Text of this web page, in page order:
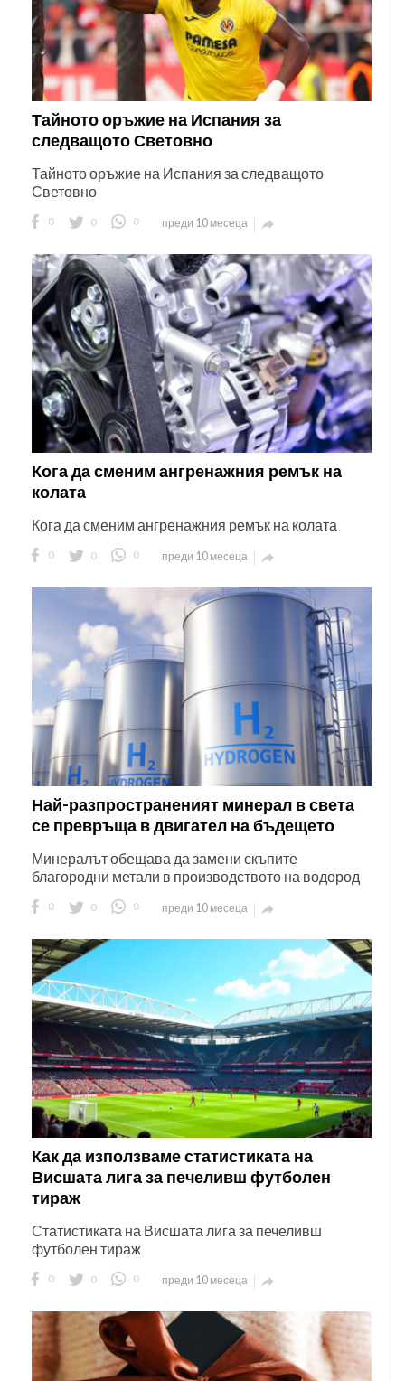
Тайното оръжие на Испания за
следващото Световно
Тайното оръжие на Испания за следващото
Световно
0 0 0 преди 10 месеца 
Кога да сменим ангренажния ремък на
колата
Кога да сменим ангренажния ремък на колата
0 0 0 преди 10 месеца 
Най-разпространеният минерал в света
се превръща в двигател на бъдещето
Минералът обещава да замени скъпите
благородни метали в производството на водород
0 0 0 преди 10 месеца 
Как да използваме статистиката на
Висшата лига за печеливш футболен
тираж
Статистиката на Висшата лига за печеливш
футболен тираж
0 0 0 преди 10 месеца 